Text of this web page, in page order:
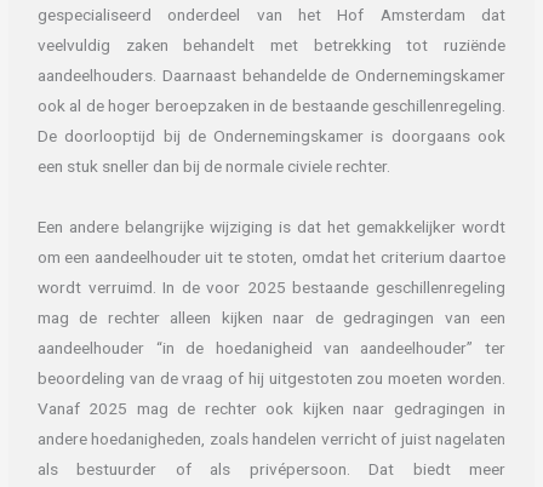
gespecialiseerd onderdeel van het Hof Amsterdam dat
veelvuldig zaken behandelt met betrekking tot ruziënde
aandeelhouders. Daarnaast behandelde de Ondernemingskamer
ook al de hoger beroepzaken in de bestaande geschillenregeling.
De doorlooptijd bij de Ondernemingskamer is doorgaans ook
een stuk sneller dan bij de normale civiele rechter.
Een andere belangrijke wijziging is dat het gemakkelijker wordt
om een aandeelhouder uit te stoten, omdat het criterium daartoe
wordt verruimd. In de voor 2025 bestaande geschillenregeling
mag de rechter alleen kijken naar de gedragingen van een
aandeelhouder “in de hoedanigheid van aandeelhouder” ter
beoordeling van de vraag of hij uitgestoten zou moeten worden.
Vanaf 2025 mag de rechter ook kijken naar gedragingen in
andere hoedanigheden, zoals handelen verricht of juist nagelaten
als bestuurder of als privépersoon. Dat biedt meer